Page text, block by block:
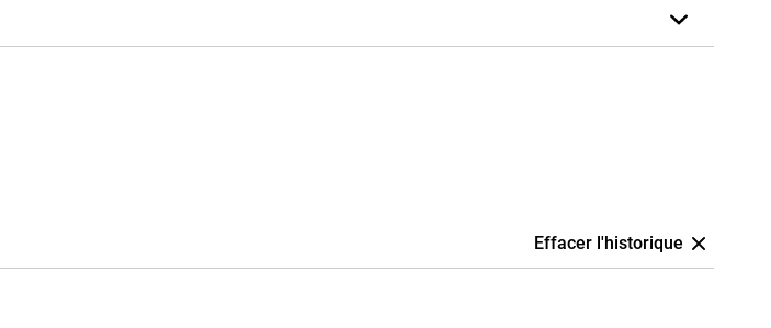
Effacer l'historique